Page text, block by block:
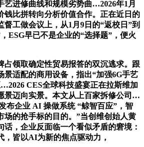
艺进修曲线和规模劣势曲…2026年1月
钱比拼转向分析价值合作。正在近日的
督工做会议上，从1月9日的“返校日”到
ESG早已不是企业的“选择题”，便火
领取确定性贸易报答的双沉逃求。跟
景适配的商用设备，指出“加强6G手艺
CES全球科技盛宴正在拉斯维加
景迈向实景。本文从上百家拆修公司…
布企业 AI 操做系统 “鲸智百应”，智
场的抢手标的目的。”当创维创始人黄
话，企业反面临一个看似矛盾的窘境：
，皆以AI为新的焦点驱动力，